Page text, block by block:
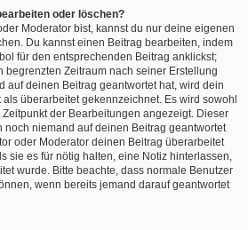
oder löschen?
Moderator bist, kannst du nur deine eigenen
Du kannst einen Beitrag bearbeiten, indem
für den entsprechenden Beitrag anklickst;
begrenzten Zeitraum nach seiner Erstellung
auf deinen Beitrag geantwortet hat, wird dein
überarbeitet gekennzeichnet. Es wird sowohl
der Bearbeitungen angezeigt. Dieser
noch niemand auf deinen Beitrag geantwortet
oder Moderator deinen Beitrag überarbeitet
sie es für nötig halten, eine Notiz hinterlassen,
wurde. Bitte beachte, dass normale Benutzer
wenn bereits jemand darauf geantwortet